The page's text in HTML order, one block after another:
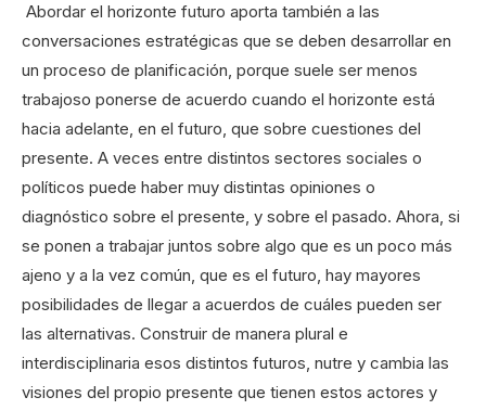
Abordar el horizonte futuro aporta también a las
conversaciones estratégicas que se deben desarrollar en
un proceso de planificación, porque suele ser menos
trabajoso ponerse de acuerdo cuando el horizonte está
hacia adelante, en el futuro, que sobre cuestiones del
presente. A veces entre distintos sectores sociales o
políticos puede haber muy distintas opiniones o
diagnóstico sobre el presente, y sobre el pasado. Ahora, si
se ponen a trabajar juntos sobre algo que es un poco más
ajeno y a la vez común, que es el futuro, hay mayores
posibilidades de llegar a acuerdos de cuáles pueden ser
las alternativas. Construir de manera plural e
interdisciplinaria esos distintos futuros, nutre y cambia las
visiones del propio presente que tienen estos actores y